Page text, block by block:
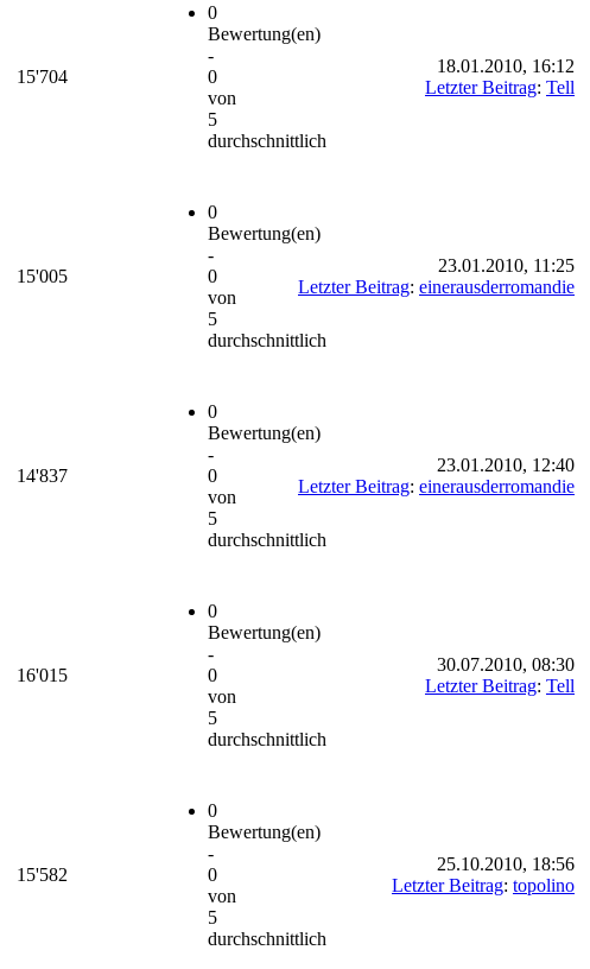
15'704
0
Bewertung(en)
-
0
von
5
durchschnittlich
18.01.2010, 16:12
Letzter Beitrag: Tell
15'005
0
Bewertung(en)
-
0
von
5
durchschnittlich
23.01.2010, 11:25
Letzter Beitrag: einerausderromandie
14'837
0
Bewertung(en)
-
0
von
5
durchschnittlich
23.01.2010, 12:40
Letzter Beitrag: einerausderromandie
16'015
0
Bewertung(en)
-
0
von
5
durchschnittlich
30.07.2010, 08:30
Letzter Beitrag: Tell
15'582
0
Bewertung(en)
-
0
von
5
durchschnittlich
25.10.2010, 18:56
Letzter Beitrag: topolino